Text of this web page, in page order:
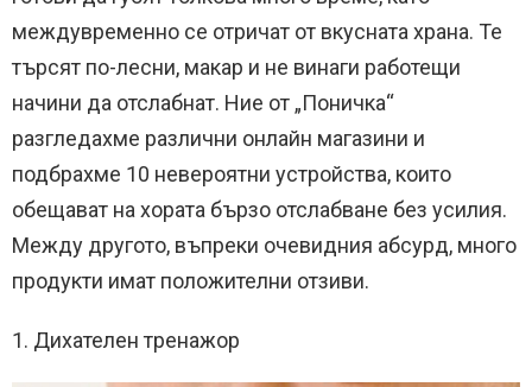
междувременно се отричат ​​от вкусната храна. Те
търсят по-лесни, макар и не винаги работещи
начини да отслабнат. Ние от „Поничка“
разгледахме различни онлайн магазини и
подбрахме 10 невероятни устройства, които
обещават на хората бързо отслабване без усилия.
Между другото, въпреки очевидния абсурд, много
продукти имат положителни отзиви.
1. Дихателен тренажор